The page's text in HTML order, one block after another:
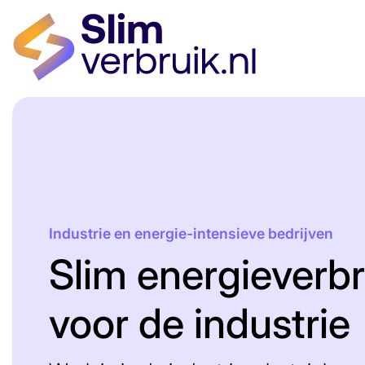
Industrie en energie-intensieve bedrijven
Slim
voor de industrie